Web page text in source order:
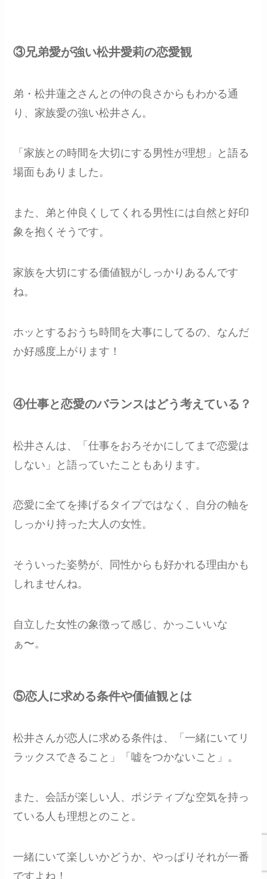
③兄弟愛が強い松井愛莉の恋愛観
弟・松井蓮之さんとの仲の良さからもわかる通
り、家族愛の強い松井さん。
「家族との時間を大切にする男性が理想」と語る
場面もありました。
また、弟と仲良くしてくれる男性には自然と好印
象を抱くそうです。
家族を大切にする価値観がしっかりあるんです
ね。
ホッとするおうち時間を大事にしてるの、なんだ
か好感度上がります！
④仕事と恋愛のバランスはどう考えている？
松井さんは、「仕事をおろそかにしてまで恋愛は
しない」と語っていたこともあります。
恋愛に全てを捧げるタイプではなく、自分の軸を
しっかり持った大人の女性。
そういった姿勢が、同性からも好かれる理由かも
しれませんね。
自立した女性の象徴って感じ、かっこいいな
ぁ〜。
⑤恋人に求める条件や価値観とは
松井さんが恋人に求める条件は、「一緒にいてリ
ラックスできること」「嘘をつかないこと」。
また、会話が楽しい人、ポジティブな空気を持っ
ている人も理想とのこと。
一緒にいて楽しいかどうか、やっぱりそれが一番
ですよね！